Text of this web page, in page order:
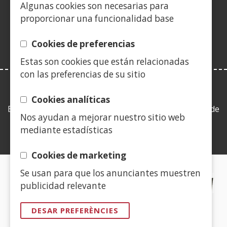
Algunas cookies son necesarias para
proporcionar una funcionalidad base
Cookies de preferencias
Estas son cookies que están relacionadas
con las preferencias de su sitio
Cookies analíticas
Nos ayudan a mejorar nuestro sitio web
mediante estadísticas
Cookies de marketing
Se usan para que los anunciantes muestren
publicidad relevante
DESAR PREFERÈNCIES
nova)nova)nova)finestra
nova)
nova)nova)
Esta web se ajusta a lo establecido en la Ley 19/2013, de
9 de diciembre, de transparencia, acceso a la
información pública y buen gobierno.
CERTIFICADOS DE CALIDAD